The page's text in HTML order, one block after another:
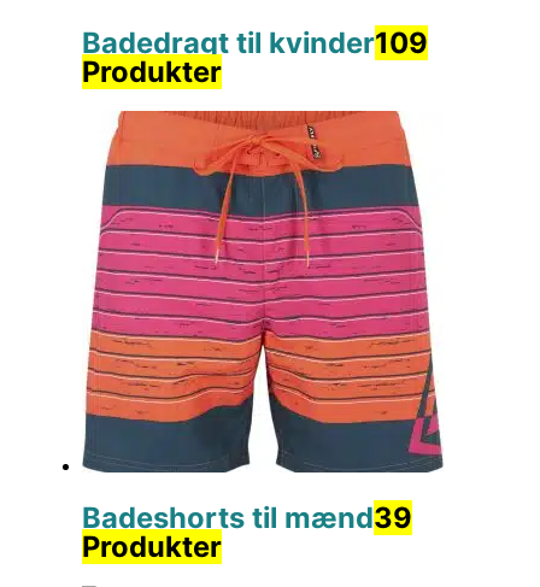
Badedragt til kvinder109
Produkter
Badeshorts til mænd39
Produkter